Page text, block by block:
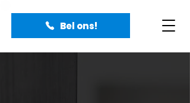
Bel ons!